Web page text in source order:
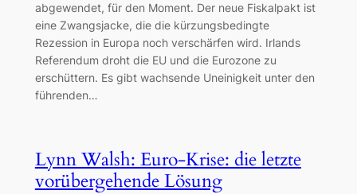
abgewendet, für den Moment. Der neue Fiskalpakt ist
eine Zwangsjacke, die die kürzungsbedingte
Rezession in Europa noch verschärfen wird. Irlands
Referendum droht die EU und die Eurozone zu
erschüttern. Es gibt wachsende Uneinigkeit unter den
führenden…
Lynn Walsh: Euro-Krise: die letzte
vorübergehende Lösung